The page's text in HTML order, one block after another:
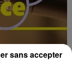
sans accepter